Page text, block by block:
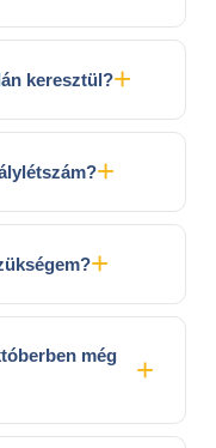
keresztül?
még